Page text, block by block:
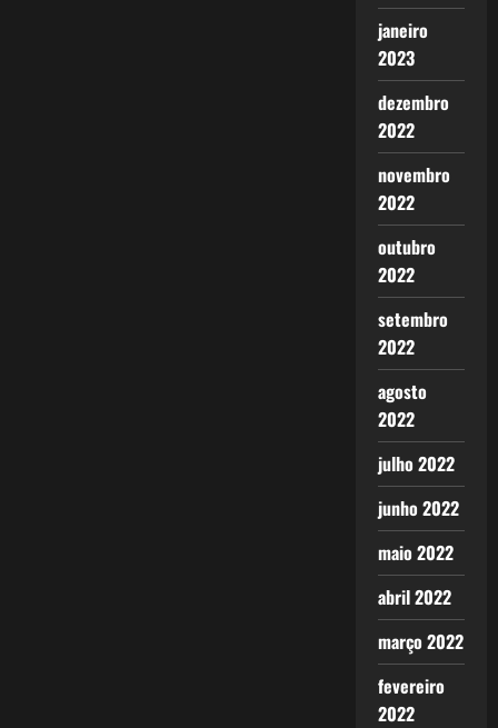
janeiro
2023
dezembro
2022
novembro
2022
outubro
2022
setembro
2022
agosto
2022
julho 2022
junho 2022
maio 2022
abril 2022
março 2022
fevereiro
2022